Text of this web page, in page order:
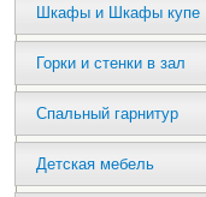
Шкафы и Шкафы купе
Горки и стенки в зал
Спальный гарнитур
Детская мебель